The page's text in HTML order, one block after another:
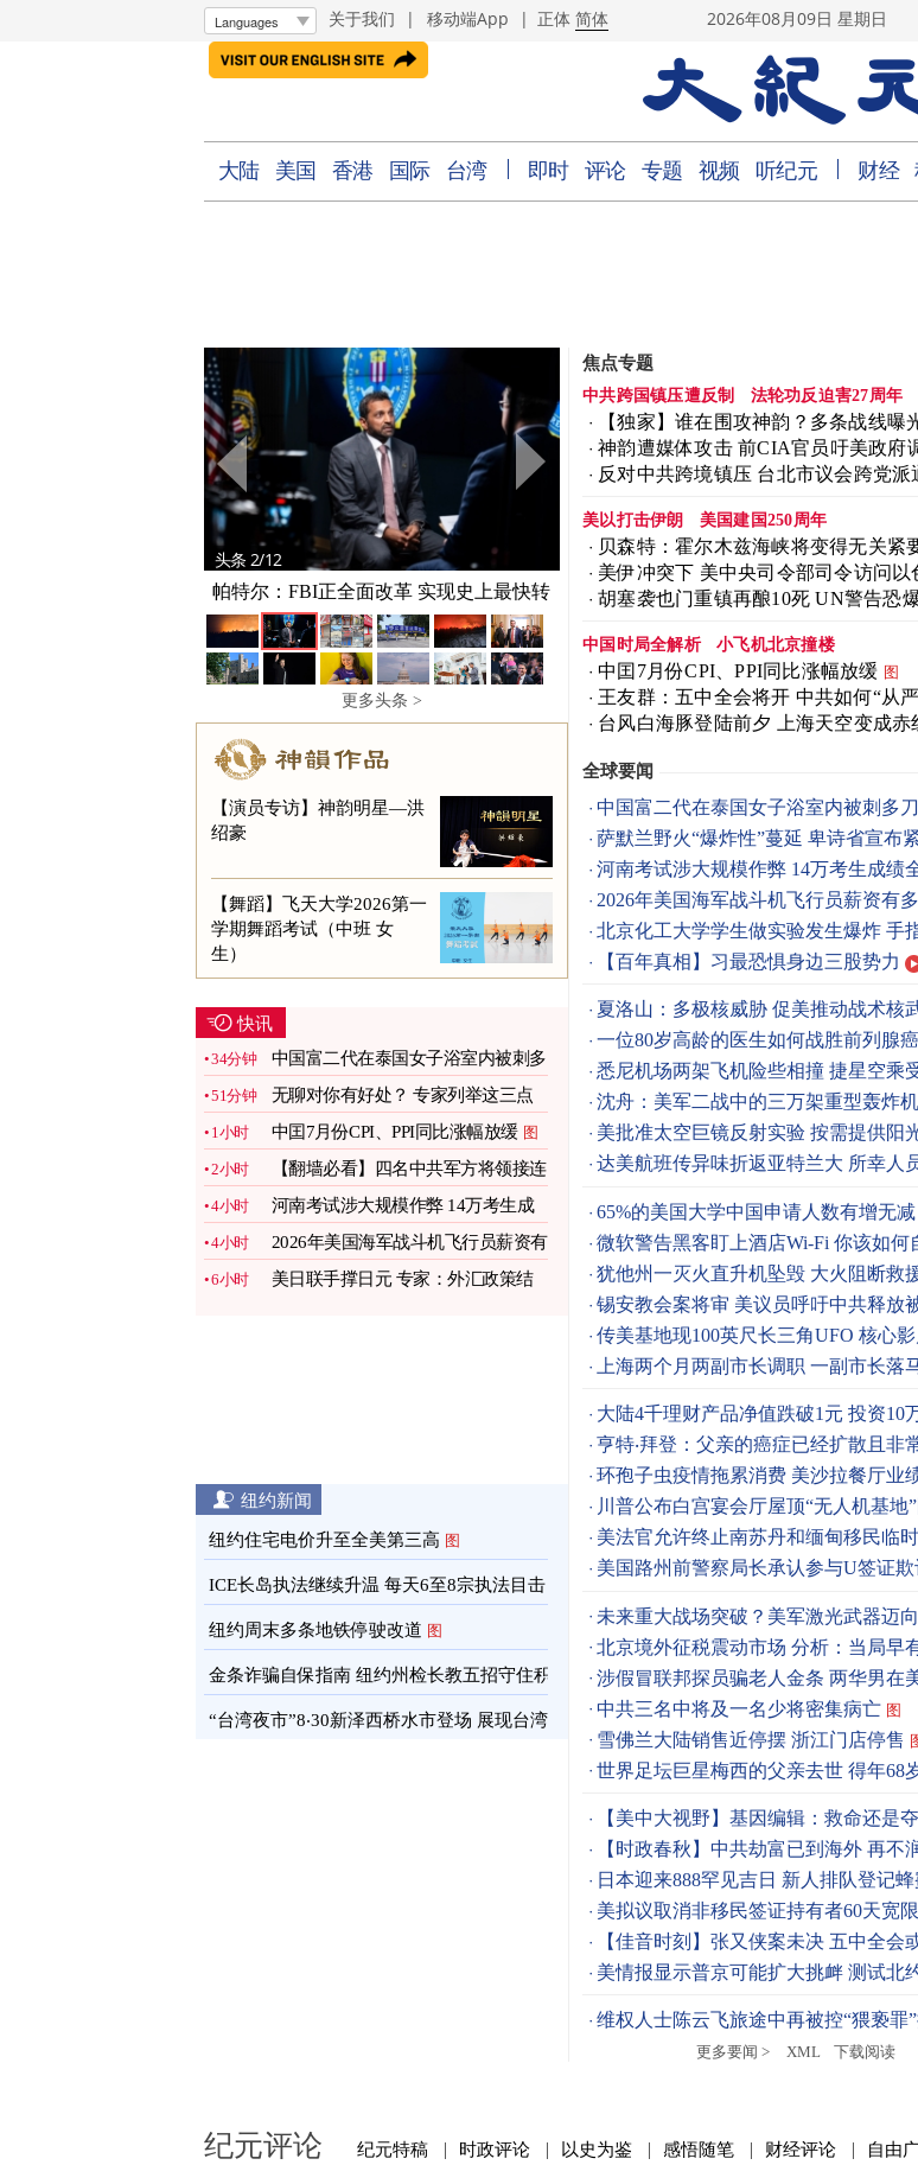
关于我们 | 移动端App | 正体 简体 2026年08月09日 星期日
大陆 美国 香港 国际 台湾 即时 评论 专题 视频 听纪元 财经
头条 2/12
帕特尔：FBI正全面改革 实现史上最快转
型
更多头条 >
【演员专访】神韵明星—洪
绍豪
【舞蹈】飞天大学2026第一
学期舞蹈考试（中班 女
生）
快讯
34分钟
中国富二代在泰国女子浴室内被刺多
刀身亡
51分钟 无聊对你有好处？ 专家列举这三点
图
1小时
中囯7月份CPI、PPI同比涨幅放缓 图
2小时
【翻墙必看】四名中共军方将领接连
病亡 图
4小时
河南考试涉大规模作弊 14万考生成
绩全作废
4小时
2026年美国海军战斗机飞行员薪资有
多少 图
6小时
美日联手撑日元 专家：外汇政策结
纽约新闻
纽约住宅电价升至全美第三高 图
ICE长岛执法继续升温 每天6至8宗执法目击
通报 图
纽约周末多条地铁停驶改道 图
金条诈骗自保指南 纽约州检长教五招守住积
蓄 图
“台湾夜市”8‧30新泽西桥水市登场 展现台湾
焦点专题
中共跨国镇压遭反制 法轮功反迫害27周年
【独家】谁在围攻神韵？多条战线曝
神韵遭媒体攻击 前CIA官员吁美政府
反对中共跨境镇压 台北市议会跨党派
美以打击伊朗 美国建国250周年
贝森特：霍尔木兹海峡将变得无关紧
美伊冲突下 美中央司令部司令访问以
胡塞袭也门重镇再酿10死 UN警告恐
中国时局全解析 小飞机北京撞楼
中囯7月份CPI、PPI同比涨幅放缓 图
王友群：五中全会将开 中共如何“从
台风白海豚登陆前夕 上海天空变成赤
全球要闻
中国富二代在泰国女子浴室内被刺多
萨默兰野火“爆炸性”蔓延 卑诗省宣布
河南考试涉大规模作弊 14万考生成绩
2026年美国海军战斗机飞行员薪资有
北京化工大学学生做实验发生爆炸 手
【百年真相】习最恐惧身边三股势力
夏洛山：多极核威胁 促美推动战术核
一位80岁高龄的医生如何战胜前列腺癌
悉尼机场两架飞机险些相撞 捷星空乘
沈舟：美军二战中的三万架重型轰炸机
美批准太空巨镜反射实验 按需提供阳
达美航班传异味折返亚特兰大 所幸人
65%的美国大学中国申请人数有增无减
微软警告黑客盯上酒店Wi-Fi 你该如何
犹他州一灭火直升机坠毁 大火阻断救
锡安教会案将审 美议员呼吁中共释放
传美基地现100英尺长三角UFO 核心
图上海两个月两副市长调职 一副市长落
大陆4千理财产品净值跌破1元 投资10
亨特‧拜登：父亲的癌症已经扩散且非
环孢子虫疫情拖累消费 美沙拉餐厅业
川普公布白宫宴会厅屋顶“无人机基地
美法官允许终止南苏丹和缅甸移民临
图
美国路州前警察局长承认参与U签证欺
未来重大战场突破？美军激光武器迈
北京境外征税震动市场 分析：当局早
涉假冒联邦探员骗老人金条 两华男在
中共三名中将及一名少将密集病亡 图
雪佛兰大陆销售近停摆 浙江门店停售
世界足坛巨星梅西的父亲去世 得年68
【美中大视野】基因编辑：救命还是
【时政春秋】中共劫富已到海外 再不
日本迎来888罕见吉日 新人排队登记
美拟议取消非移民签证持有者60天宽
【佳音时刻】张又侠案未决 五中全会
美情报显示普京可能扩大挑衅 测试北
维权人士陈云飞旅途中再被控“猥亵罪
更多要闻 >
XML 下载阅读
纪元评论 纪元特稿 | 时政评论 | 以史为鉴 | 感悟随笔 | 财经评论 | 自由